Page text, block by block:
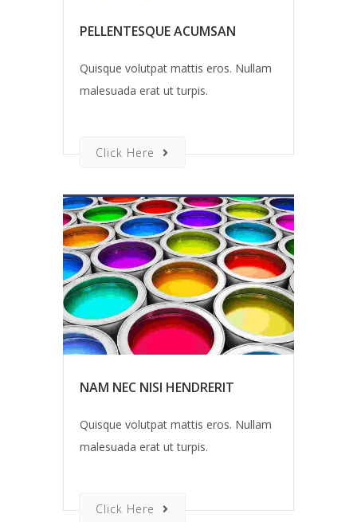
PELLENTESQUE ACUMSAN
Quisque volutpat mattis eros. Nullam
malesuada erat ut turpis.
Click Here
NAM NEC NISI HENDRERIT
Quisque volutpat mattis eros. Nullam
malesuada erat ut turpis.
Click Here